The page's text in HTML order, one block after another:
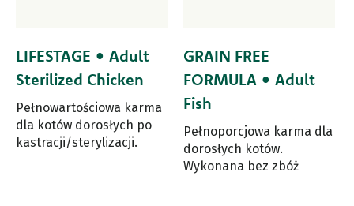
LIFESTAGE • Adult
Sterilized Chicken
Pełnowartościowa karma
dla kotów dorosłych po
kastracji/sterylizacji.
GRAIN FREE
FORMULA • Adult
Fish
Pełnoporcjowa karma dla
dorosłych kotów.
Wykonana bez zbóż